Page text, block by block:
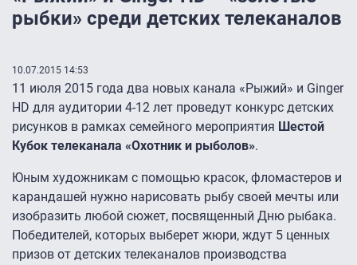
рыбки» среди детских телеканалов
10.07.2015 14:53
11 июля 2015 года два новых канала «Рыжий» и Ginger
HD для аудитории 4-12 лет проведут конкурс детских
рисунков в рамках семейного мероприятия Шестой
Кубок телеканала «Охотник и рыболов».
Юным художникам с помощью красок, фломастеров и
карандашей нужно нарисовать рыбу своей мечты или
изобразить любой сюжет, посвященный Дню рыбака.
Победителей, которых выберет жюри, ждут 5 ценных
призов от детских телеканалов производства